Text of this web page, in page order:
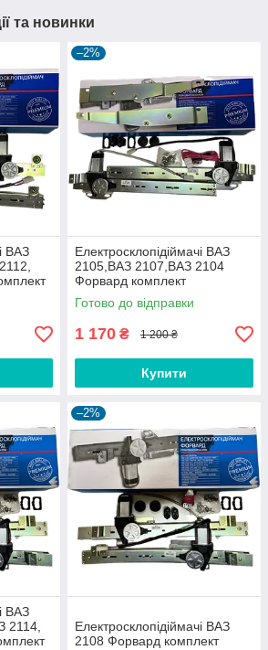
та новинки
ВАЗ
–2%
Електросклопідіймачі ВАЗ
2105,ВАЗ 2107,ВАЗ 2104
Форвард комплект
Готово до відправки
1 170 ₴ 1 200 ₴
Купити
ВАЗ
2114,
–2%
Електросклопідіймачі ВАЗ
2108 Форвард комплект